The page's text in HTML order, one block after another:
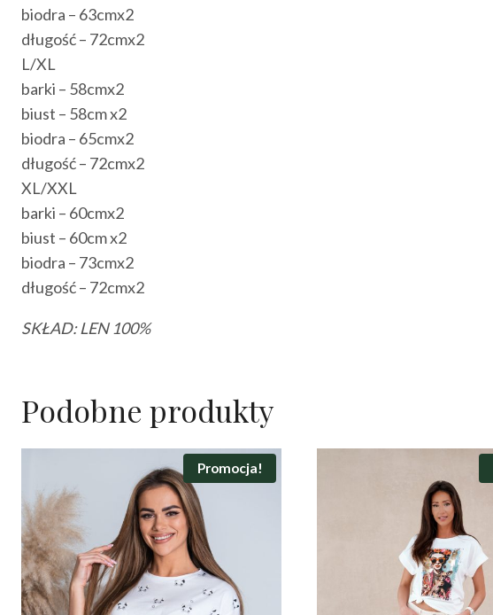
biodra – 63cmx2
długość – 72cmx2
L/XL
barki – 58cmx2
biust – 58cm x2
biodra – 65cmx2
długość – 72cmx2
XL/XXL
barki – 60cmx2
biust – 60cm x2
biodra – 73cmx2
długość – 72cmx2
SKŁAD: LEN100%
Podobne produkty
Promocja!